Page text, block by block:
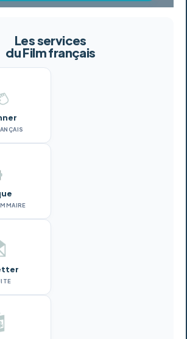
Les services
du Film français